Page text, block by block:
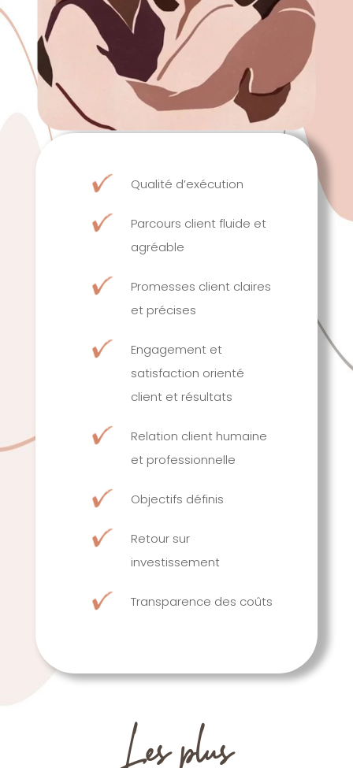
Qualité d’exécution
Parcours client fluide et
agréable
Promesses client claires
et précises
Engagement et
satisfaction orienté
client et résultats
Relation client humaine
et professionnelle
Objectifs définis
Retour sur
investissement
Transparence des coûts